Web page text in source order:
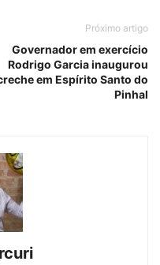
Próximo artigo
Governador em exercício
Rodrigo Garcia inaugurou
em Espírito Santo do
Pinhal